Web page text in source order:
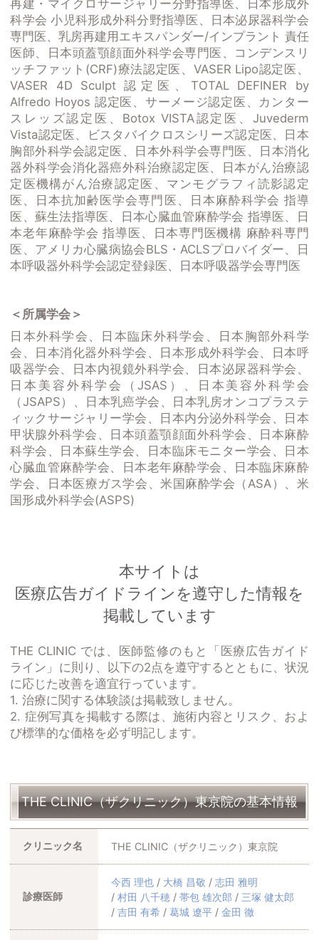
再建・マイクロサージャリー分野指導医、日本形成外
科学会 小児科形成外科分野指導医、日本泌尿器科学会
専門医、乳房再建用エキスパンダー/インプラント 責任
医師、日本頭蓋顎顔面外科学会専門医、コンデンスリ
ッチファット(CRF)療法認定医、VASER Lipo認定医、
VASER 4D Sculpt 認定医、TOTAL DEFINER by
Alfredo Hoyos 認定医、サーメージ認定医、カンター
スレッズ認定医、Botox VISTA認定医、Juvederm
Vista認定医、ビスタバイクロスシリーズ認定医、日本
胸部外科学会認定医、日本外科学会専門医、日本消化
器外科学会消化器癌外科治療認定医、日本がん治療認
定医機構がん治療認定医、マンモグラフィ読影認定
医、日本抗加齢医学会専門医、日本麻酔科学会 指導
医、蘇生法指導医、日本心臓血管麻酔学会 指導医、日
本老年麻酔学会 指導医、日本専門医機構 麻酔科専門
医、アメリカ心臓病協会BLS・ACLSプロバイダー、日
本呼吸器外科学会認定登録医、日本呼吸器学会専門医
＜所属学会＞
日本外科学会、日本臨床外科学会、日本胸部外科学
会、日本消化器外科学会、日本形成外科学会、日本呼
吸器学会、日本内視鏡外科学会、日本泌尿器科学会、
日本美容外科学会（JSAS）、日本美容外科学会
（JSAPS）、日本乳癌学会、日本乳房オンコプラステ
ィックサージャリー学会、日本内分泌外科学会、日本
甲状腺外科学会、日本頭蓋顎顔面外科学会、日本麻酔
科学会、日本蘇生学会、日本臨床モニター学会、日本
心臓血管麻酔学会、日本老年麻酔学会、日本臨床麻酔
学会、日本医療ガス学会、米国麻酔学会（ASA）、米
国形成外科学会(ASPS)
本サイトは
医療広告ガイドラインを遵守した情報を
掲載しています
THE CLINIC では、医師監修のもと「医療広告ガイド
ライン」に則り、以下の2点を遵守するとともに、状況
に応じた改善を適宜行っています。
1. 治療に関する体験談は掲載致しません。
2. 症例写真を掲載する際は、施術内容とリスク、およ
び標準的な価格を必ず明記します。
THE CLINIC（ザクリニック）東京院の基本情報
クリニック名 THE CLINIC（ザクリニック）東京院
診療医師
今西 理也 大橋 昌敬
志田 雅明
村田 八千穂
帯包 雄次郎
三塚 健太郎
吉田 有希
葛城 遼平 金田 徹